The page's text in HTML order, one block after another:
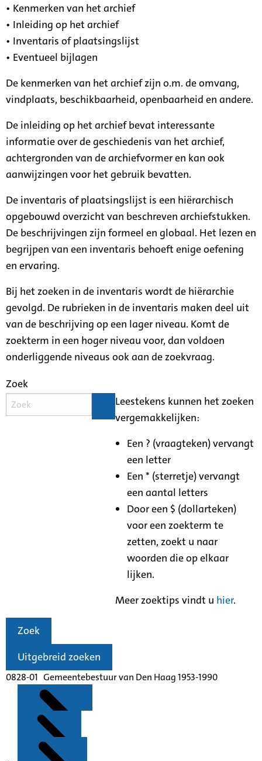
• Kenmerken van het archief
• Inleiding op het archief
• Inventaris of plaatsingslijst
• Eventueel bijlagen
De kenmerken van het archief zijn o.m. de omvang,
vindplaats, beschikbaarheid, openbaarheid en andere.
De inleiding op het archief bevat interessante
informatie over de geschiedenis van het archief,
achtergronden van de archiefvormer en kan ook
aanwijzingen voor het gebruik bevatten.
De inventaris of plaatsingslijst is een hiërarchisch
opgebouwd overzicht van beschreven archiefstukken.
De beschrijvingen zijn formeel en globaal. Het lezen en
begrijpen van een inventaris behoeft enige oefening
en ervaring.
Bij het zoeken in de inventaris wordt de hiërarchie
gevolgd. De rubrieken in de inventaris maken deel uit
van de beschrijving op een lager niveau. Komt de
zoekterm in een hoger niveau voor, dan voldoen
onderliggende niveaus ook aan de zoekvraag.
Zoek
Leestekens kunnen het zoeken
vergemakkelijken:
Een ? (vraagteken) vervangt
een letter
Een * (sterretje) vervangt
een aantal letters
Door een $ (dollarteken)
voor een zoekterm te
zetten, zoekt u naar
woorden die op elkaar
lijken.
Meer zoektips vindt u hier.
Zoek
Uitgebreid zoeken
0828-01 Gemeentebestuur van Den Haag 1953-1990